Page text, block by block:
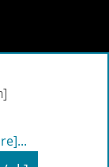
...